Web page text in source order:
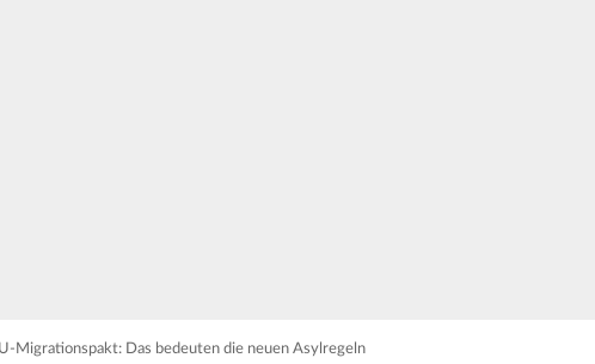
Migrationspakt: Das bedeuten die neuen Asylregeln